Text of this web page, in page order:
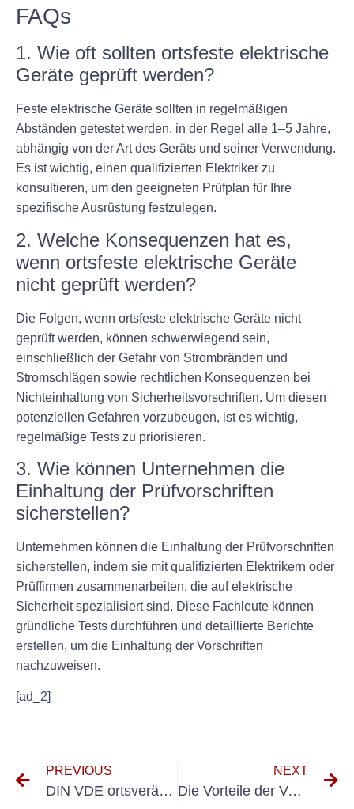
FAQs
1. Wie oft sollten ortsfeste elektrische
Geräte geprüft werden?
Feste elektrische Geräte sollten in regelmäßigen
Abständen getestet werden, in der Regel alle 1–5 Jahre,
abhängig von der Art des Geräts und seiner Verwendung.
Es ist wichtig, einen qualifizierten Elektriker zu
konsultieren, um den geeigneten Prüfplan für Ihre
spezifische Ausrüstung festzulegen.
2. Welche Konsequenzen hat es,
wenn ortsfeste elektrische Geräte
nicht geprüft werden?
Die Folgen, wenn ortsfeste elektrische Geräte nicht
geprüft werden, können schwerwiegend sein,
einschließlich der Gefahr von Strombränden und
Stromschlägen sowie rechtlichen Konsequenzen bei
Nichteinhaltung von Sicherheitsvorschriften. Um diesen
potenziellen Gefahren vorzubeugen, ist es wichtig,
regelmäßige Tests zu priorisieren.
3. Wie können Unternehmen die
Einhaltung der Prüfvorschriften
sicherstellen?
Unternehmen können die Einhaltung der Prüfvorschriften
sicherstellen, indem sie mit qualifizierten Elektrikern oder
Prüffirmen zusammenarbeiten, die auf elektrische
Sicherheit spezialisiert sind. Diese Fachleute können
gründliche Tests durchführen und detaillierte Berichte
erstellen, um die Einhaltung der Vorschriften
nachzuweisen.
[ad_2]
PREVIOUS
DIN VDE ortsveränderliche Betriebsmittel verstehen: Ein umfassender Ratgeber
NEXT
Die Vorteile der Verwendung von E-Check in Ihrem Unternehmen: Ein umfassender Leitfaden